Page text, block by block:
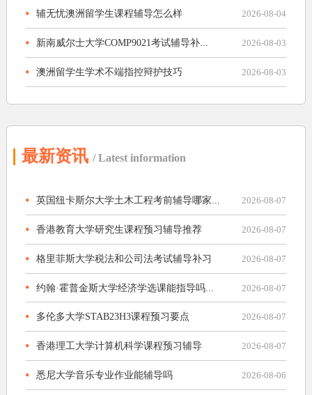
辅无忧澳洲留学生课程辅导怎么样 2026-08-04
新南威尔士大学COMP9021考试辅导补... 2026-08-03
澳洲留学生学术不端指控辩护技巧 2026-08-03
最新资讯 / Latest information
英国纽卡斯尔大学土木工程考前辅导哪家... 2026-08-07
香港教育大学研究生课程预习辅导推荐 2026-08-07
格里菲斯大学税法和公司法考试辅导补习 2026-08-07
约翰·霍普金斯大学经济学选课能指导吗... 2026-08-07
多伦多大学STAB23H3课程预习要点 2026-08-07
香港理工大学计算机科学课程预习辅导 2026-08-07
悉尼大学音乐专业作业能辅导吗 2026-08-06